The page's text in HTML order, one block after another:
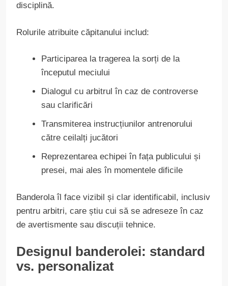
disciplină.
Rolurile atribuite căpitanului includ:
Participarea la tragerea la sorți de la
începutul meciului
Dialogul cu arbitrul în caz de controverse
sau clarificări
Transmiterea instrucțiunilor antrenorului
către ceilalți jucători
Reprezentarea echipei în fața publicului și
presei, mai ales în momentele dificile
Banderola îl face vizibil și clar identificabil, inclusiv
pentru arbitri, care știu cui să se adreseze în caz
de avertismente sau discuții tehnice.
Designul banderolei: standard
vs. personalizat